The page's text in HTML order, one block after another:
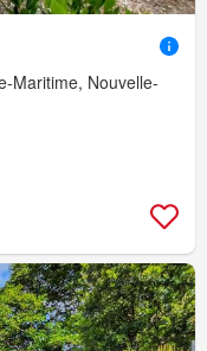
Maritime, Nouvelle-